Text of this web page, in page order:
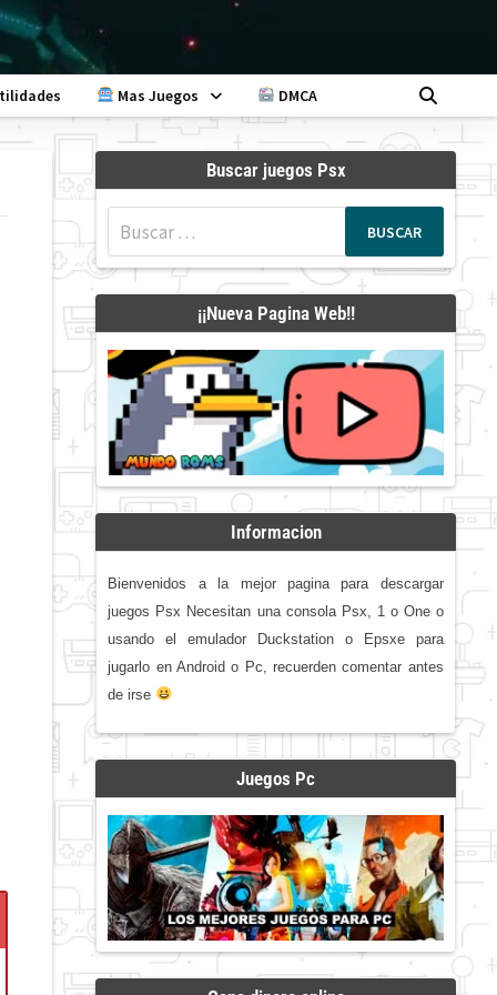
Mas Juegos DMCA
Buscar juegos Psx
¡¡Nueva Pagina Web!!
Informacion
Bienvenidos a la mejor pagina para descargar
juegos Psx Necesitan una consola Psx, 1 o One o
usando el emulador Duckstation o Epsxe para
jugarlo en Android o Pc, recuerden comentar antes
de irse
Juegos Pc